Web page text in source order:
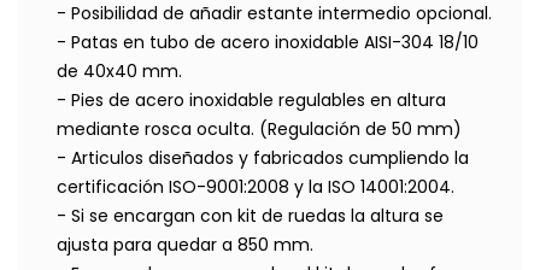
- Posibilidad de añadir estante intermedio opcional.
- Patas en tubo de acero inoxidable AISI-304 18/10
de 40x40 mm.
- Pies de acero inoxidable regulables en altura
mediante rosca oculta. (Regulación de 50 mm)
- Articulos diseñados y fabricados cumpliendo la
certificación ISO-9001:2008 y la ISO 14001:2004.
- Si se encargan con kit de ruedas la altura se
ajusta para quedar a 850 mm.